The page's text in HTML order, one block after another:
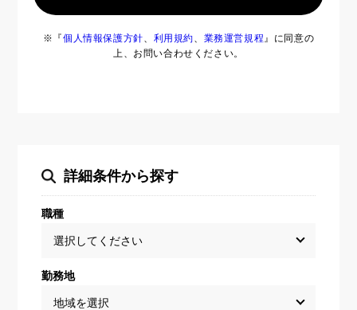
※『個人情報保護方針、 利用規約、 業務運営規程』に同意の
上、お問い合わせください。
詳細条件から探す
職種
勤務地